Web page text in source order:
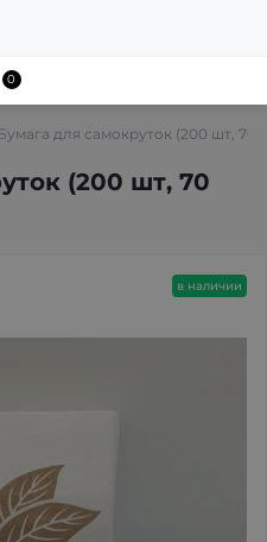
для самокруток (200 шт, 70
(200 шт, 70
0
в наличии